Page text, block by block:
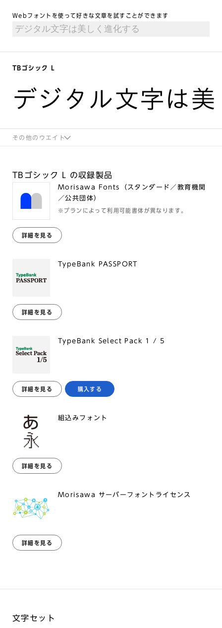
Webフォントを使って好きな文章を試すことができます
TBゴシック L
デジタル文字は
その他のウエイト
TBゴシック L の収録製品
Morisawa Fonts（スタンダード／教育機関
／公共団体）
※プランによって利用可能書体が異なります。
詳細を見る
TypeBank PASSPORT
詳細を見る
TypeBank Select Pack 1 / 5
詳細を見る 購入する
組込みフォント
詳細を見る
Morisawa サーバーフォントライセンス
詳細を見る
文字セット